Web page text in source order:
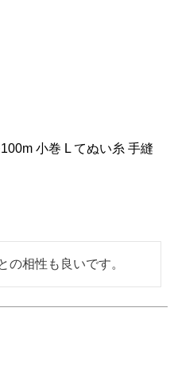
小巻 L てぬい糸 手縫
の相性も良いです。